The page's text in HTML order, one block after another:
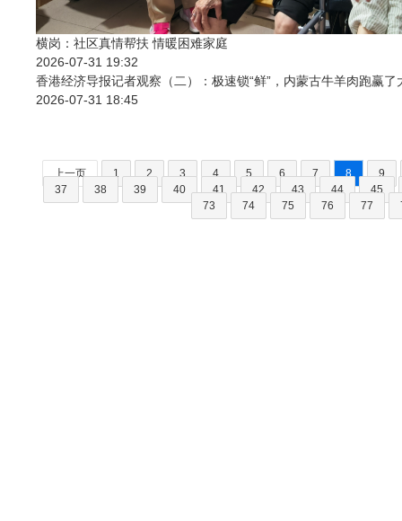
横岗：社区真情帮扶 情暖困难家庭
2026-07-31 19:32
香港经济导报记者观察（二）：极速锁“鲜”，内蒙古牛羊肉跑赢了
2026-07-31 18:45
上一页 1 2 3 4 5 6 7 8
9
37
38 39 40 41 42 43 44
45
73
74 75 76 77